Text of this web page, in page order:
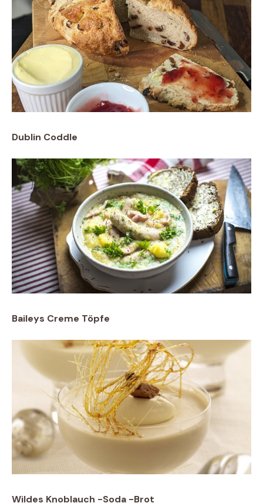
Dublin Coddle
Baileys Creme Töpfe
Wildes Knoblauch -Soda -Brot